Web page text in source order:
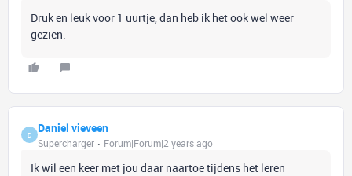
Druk en leuk voor 1 uurtje, dan heb ik het ook wel weer
gezien.
D Daniel vieveen
Supercharger Forum|Forum|2 years ago
Ik wil een keer met jou daar naartoe tijdens het leren